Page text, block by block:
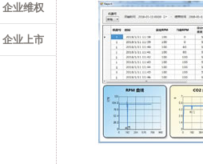
企业维权
企业上市